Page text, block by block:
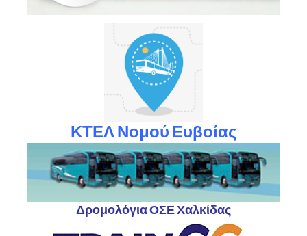
ΚΤΕΛ Νομού Ευβοίας
Δρομολόγια ΟΣΕ Χαλκίδας